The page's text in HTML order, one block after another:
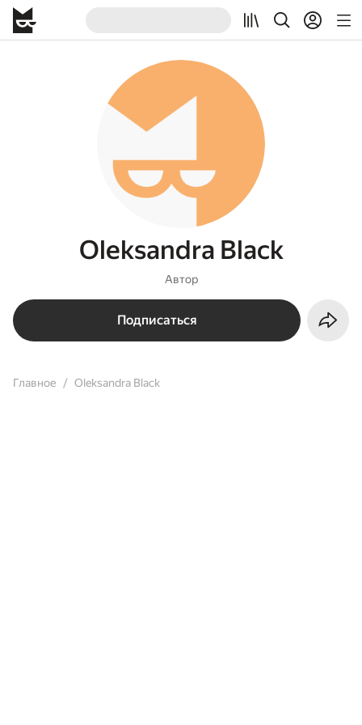
Oleksandra Black
Автор
Подписаться
Главное Oleksandra Black